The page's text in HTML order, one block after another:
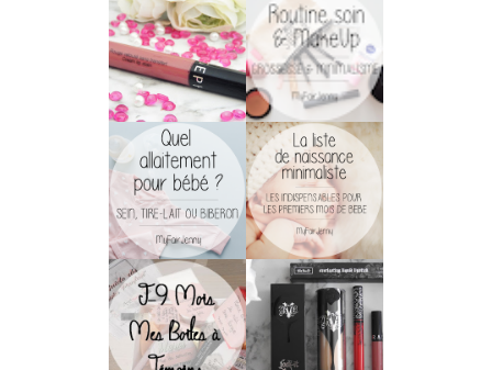
Rouge Velouté
Sans Transfert De
Sephora : LA
Surprise !
Soins & MakeUp
De Grossesse
Pour Les
Minimalistes !
Allaitement :
Biberon, Sein Ou
Tire-Lait ?
[Maternité] La
Liste De Naissance
Minimaliste
[WEDDING] J-9
Mois | DIY : Nos
Boîtes À Témoins
- (BestMan Box)
[Haul] Quand Kat
Von D. Débarque
En France...